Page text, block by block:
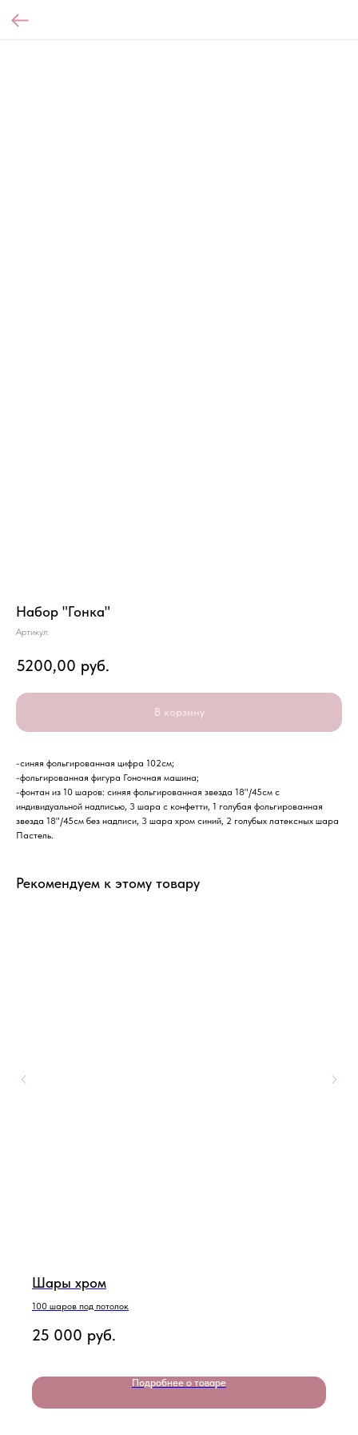
Набор "Гонка"
Артикул:
5200,00 руб.
В корзину
-синяя фольгированная цифра 102см;
-фольгированная фигура Гоночная машина;
-фонтан из 10 шаров: синяя фольгированная звезда 18"/45см с
индивидуальной надписью, 3 шара с конфетти, 1 голубая фольгированная
звезда 18"/45см без надписи, 3 шара хром синий, 2 голубых латексных шара
Пастель.
Рекомендуем к этому товару
Шары хром
100 шаров под потолок
25 000 руб.
Подробнее о товаре